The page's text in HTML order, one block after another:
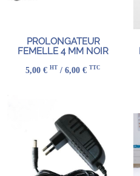
PROLONGATEUR
FEMELLE 4 MM NOIR
5,00 € HT / 6,00 € TTC